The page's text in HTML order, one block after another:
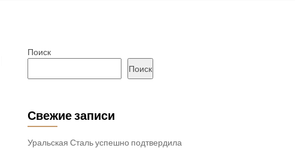
Поиск
Поиск
Свежие записи
Уральская Сталь успешно подтвердила